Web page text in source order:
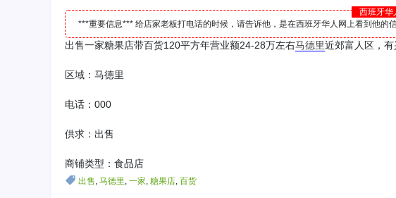
西班牙华
***重要信息*** 给店家老板打电话的时候，请告诉他，是在西班牙华人网上看到他的信
出售一家糖果店带百货120平方年营业额24-28万左右马德里近郊富人区，
区域：马德里
电话：000
供求：出售
商铺类型：食品店
出售, 马德里, 一家, 糖果店, 百货